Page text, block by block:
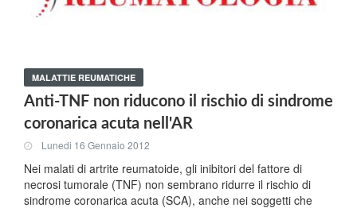
MALATTIE REUMATICHE
Anti-TNF non riducono il rischio di sindrome
coronarica acuta nell'AR
Lunedi 16 Gennaio 2012
Nei malati di artrite reumatoide, gli inibitori del fattore di
necrosi tumorale (TNF) non sembrano ridurre il rischio di
sindrome coronarica acuta (SCA), anche nei soggetti che